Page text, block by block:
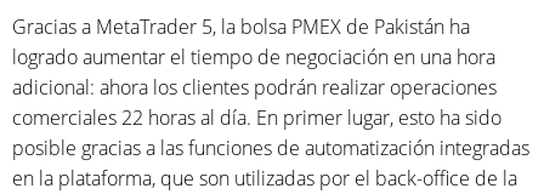
Gracias a MetaTrader 5, la bolsa PMEX de Pakistán ha
logrado aumentar el tiempo de negociación en una hora
adicional: ahora los clientes podrán realizar operaciones
comerciales 22 horas al día. En primer lugar, esto ha sido
posible gracias a las funciones de automatización integradas
en la plataforma, que son utilizadas por el back-office de la